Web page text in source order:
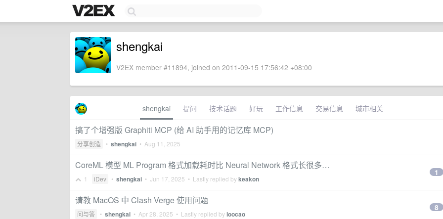
shengkai
V2EX member #11894, joined on 2011-09-15 17:56:42 +08:00
shengkai 提问 技术话题 好玩 工作信息 交易信息 城市相关
搞了个增强版 Graphiti MCP (给 AI 助手用的记忆库 MCP)
分享创造 • shengkai • Aug 11, 2025
CoreML 模型 ML Program 格式加载耗时比 Neural Network 格式长很多…
1 iDev • shengkai • Jun 17, 2025 • Lastly replied bykeakon
1
请教 MacOS 中 Clash Verge 使用问题
问与答 • shengkai • Apr 28, 2025 • Lastly replied byloocao
8